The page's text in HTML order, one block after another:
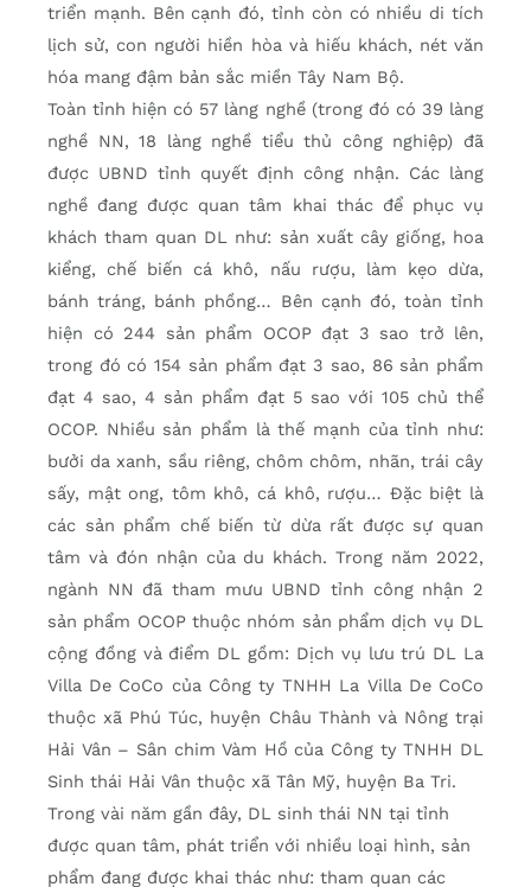
triển mạnh. Bên cạnh đó, tỉnh còn có nhiều di tích
lịch sử, con người hiền hòa và hiếu khách, nét văn
hóa mang đậm bản sắc miền Tây Nam Bộ.
Toàn tỉnh hiện có 57 làng nghề (trong đó có 39 làng
nghề NN, 18 làng nghề tiểu thủ công nghiệp) đã
được UBND tỉnh quyết định công nhận. Các làng
nghề đang được quan tâm khai thác để phục vụ
khách tham quan DL như: sản xuất cây giống, hoa
kiểng, chế biến cá khô, nấu rượu, làm kẹo dừa,
bánh tráng, bánh phồng… Bên cạnh đó, toàn tỉnh
hiện có 244 sản phẩm OCOP đạt 3 sao trở lên,
trong đó có 154 sản phẩm đạt 3 sao, 86 sản phẩm
đạt 4 sao, 4 sản phẩm đạt 5 sao với 105 chủ thể
OCOP. Nhiều sản phẩm là thế mạnh của tỉnh như:
bưởi da xanh, sầu riêng, chôm chôm, nhãn, trái cây
sấy, mật ong, tôm khô, cá khô, rượu… Đặc biệt là
các sản phẩm chế biến từ dừa rất được sự quan
tâm và đón nhận của du khách. Trong năm 2022,
ngành NN đã tham mưu UBND tỉnh công nhận 2
sản phẩm OCOP thuộc nhóm sản phẩm dịch vụ DL
cộng đồng và điểm DL gồm: Dịch vụ lưu trú DL La
Villa De CoCo của Công ty TNHH La Villa De CoCo
thuộc xã Phú Túc, huyện Châu Thành và Nông trại
Hải Vân – Sân chim Vàm Hồ của Công ty TNHH DL
Sinh thái Hải Vân thuộc xã Tân Mỹ, huyện Ba Tri.
Trong vài năm gần đây, DL sinh thái NN tại tỉnh
được quan tâm, phát triển với nhiều loại hình, sản
phẩm đang được khai thác như: tham quan các